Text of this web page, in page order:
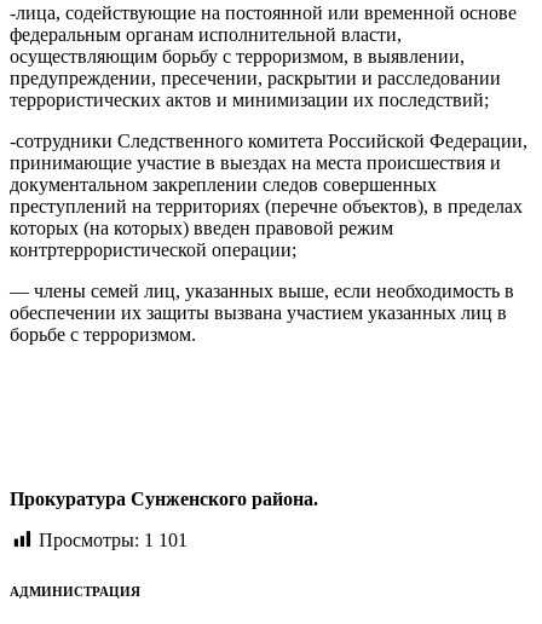
-лица, содействующие на постоянной или временной основе
федеральным органам исполнительной власти,
осуществляющим борьбу с терроризмом, в выявлении,
предупреждении, пресечении, раскрытии и расследовании
террористических актов и минимизации их последствий;
-сотрудники Следственного комитета Российской Федерации,
принимающие участие в выездах на места происшествия и
документальном закреплении следов совершенных
преступлений на территориях (перечне объектов), в пределах
которых (на которых) введен правовой режим
контртеррористической операции;
— члены семей лиц, указанных выше, если необходимость в
обеспечении их защиты вызвана участием указанных лиц в
борьбе с терроризмом.
Прокуратура Сунженского района.
Просмотры: 1 101
АДМИНИСТРАЦИЯ